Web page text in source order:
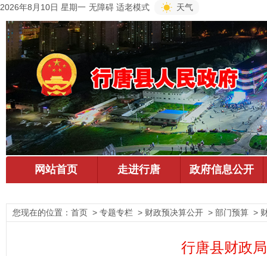
2026年8月10日 星期一 无障碍 适老模式 天气
您现在的位置： 首页 > 专题专栏 > 财政预决算公开 > 部门预算 >
行唐县财政